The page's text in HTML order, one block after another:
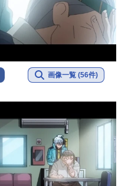
画像一覧 (56件)